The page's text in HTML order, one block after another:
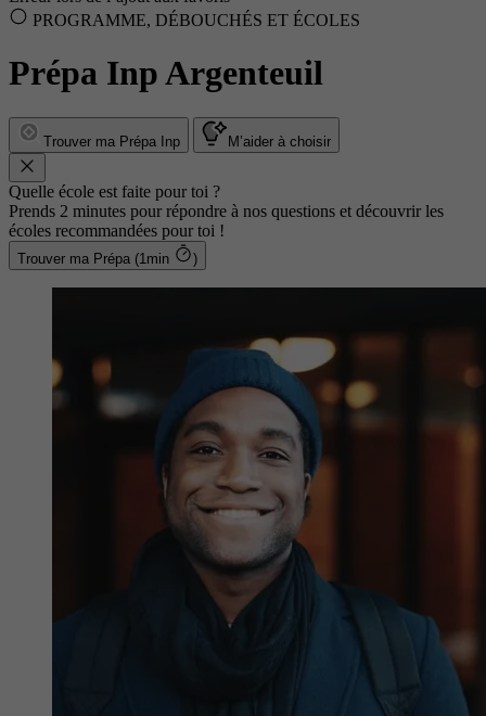
PROGRAMME, DÉBOUCHÉS ET ÉCOLES
Prépa Inp Argenteuil
Trouver ma Prépa Inp M’aider à choisir
Quelle école est faite pour toi ?
Prends 2 minutes pour répondre à nos questions et découvrir les
écoles recommandées pour toi !
Trouver ma Prépa (1min )